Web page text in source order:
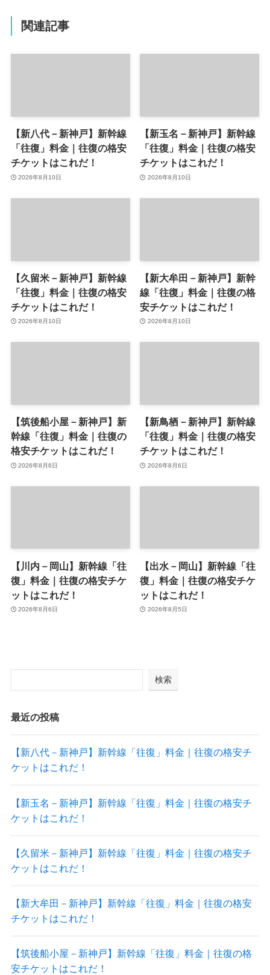
関連記事
【新八代－新神戸】新幹線
「往復」料金｜往復の格安
チケットはこれだ！
2026年8月10日
【新玉名－新神戸】新幹線
「往復」料金｜往復の格安
チケットはこれだ！
2026年8月10日
【久留米－新神戸】新幹線
「往復」料金｜往復の格安
チケットはこれだ！
2026年8月10日
【新大牟田－新神戸】新幹
線「往復」料金｜往復の格
安チケットはこれだ！
2026年8月10日
【筑後船小屋－新神戸】新
幹線「往復」料金｜往復の
格安チケットはこれだ！
2026年8月6日
【新鳥栖－新神戸】新幹線
「往復」料金｜往復の格安
チケットはこれだ！
2026年8月6日
【川内－岡山】新幹線「往
復」料金｜往復の格安チケ
ットはこれだ！
2026年8月6日
【出水－岡山】新幹線「往
復」料金｜往復の格安チケ
ットはこれだ！
2026年8月5日
検索
最近の投稿
【新八代－新神戸】新幹線「往復」料金｜往復の格安チ
ケットはこれだ！
【新玉名－新神戸】新幹線「往復」料金｜往復の格安チ
ケットはこれだ！
【久留米－新神戸】新幹線「往復」料金｜往復の格安チ
ケットはこれだ！
【新大牟田－新神戸】新幹線「往復」料金｜往復の格安
チケットはこれだ！
【筑後船小屋－新神戸】新幹線「往復」料金｜往復の格
安チケットはこれだ！